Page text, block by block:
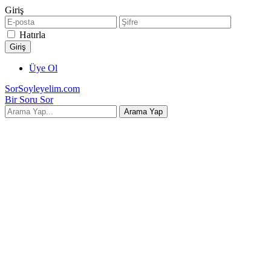
Giriş
Hatırla
Üye Ol
SorSoyleyelim.com
Bir Soru Sor